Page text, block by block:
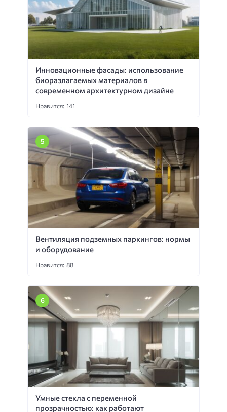
Инновационные фасады: использование
биоразлагаемых материалов в
современном архитектурном дизайне
Нравится: 141
Вентиляция подземных паркингов: нормы
и оборудование
Нравится: 88
Умные стекла с переменной
прозрачностью: как работают